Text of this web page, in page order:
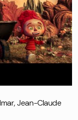
Jean-Claude